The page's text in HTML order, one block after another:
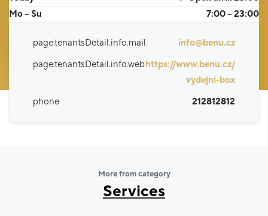
Mo – Su
7:00 – 23:00
page.tenantsDetail.info.mail
info@benu.cz
page.tenantsDetail.info.webhttps://www.benu.cz/
vydejni-box
phone
212812812
More from category
Services